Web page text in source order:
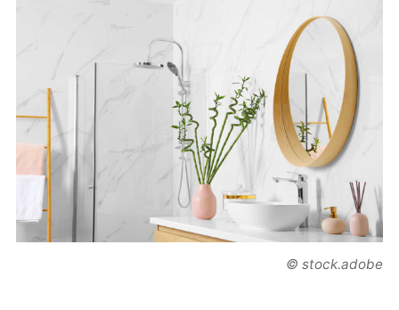
© stock.adobe